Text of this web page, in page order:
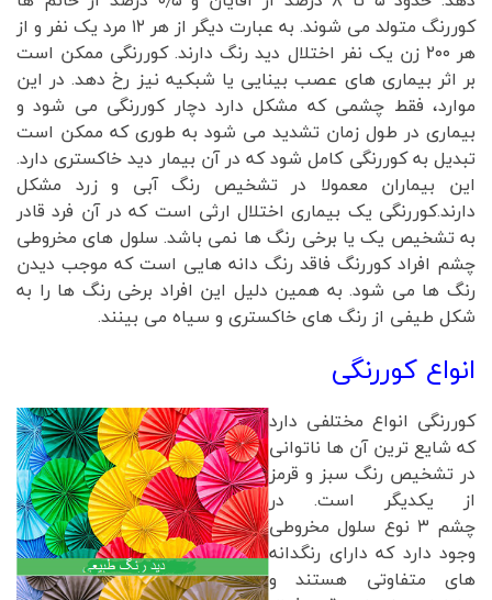
کوررنگ متولد می شوند. به عبارت دیگر از هر ۱۲ مرد یک نفر و از
هر ۲۰۰ زن یک نفر اختلال دید رنگ دارند. کوررنگی ممکن است
بر اثر بیماری های عصب بینایی یا شبکیه نیز رخ دهد. در این
موارد، فقط چشمی که مشکل دارد دچار کوررنگی می شود و
بیماری در طول زمان تشدید می شود به طوری که ممکن است
تبدیل به کوررنگی کامل شود که در آن بیمار دید خاکستری دارد.
این بیماران معمولا در تشخیص رنگ آبی و زرد مشکل
دارند.کوررنگی یک بیماری اختلال ارثی است که در آن فرد قادر
به تشخیص یک یا برخی رنگ ها نمی باشد. سلول های مخروطی
چشم افراد کوررنگ فاقد رنگ دانه هایی است که موجب دیدن
رنگ ها می شود. به همین دلیل این افراد برخی رنگ ها را به
شکل طیفی از رنگ های خاکستری و سیاه می بینند.
انواع کوررنگی
کوررنگی انواع مختلفی دارد
که شایع ترین آن ها ناتوانی
در تشخیص رنگ سبز و قرمز
از یکدیگر است. در
چشم ۳ نوع سلول مخروطی
وجود دارد که دارای رنگدانه
های متفاوتی هستند و